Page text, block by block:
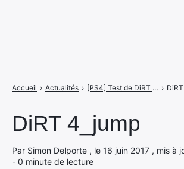
DiRT 4_jump
Par Simon Delporte , le 16 juin 2017 , mis à
- 0 minute de lecture
Accueil › Actualités › [PS4] Test de DiRT 4, l'heure du pointage ›